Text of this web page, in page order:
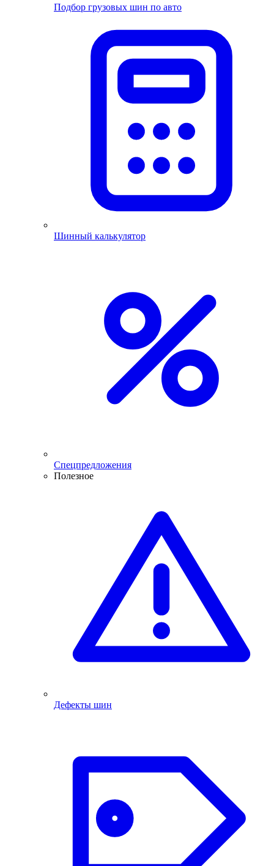
Подбор грузовых шин по авто
Шинный калькулятор
Спецпредложения
Полезное
Дефекты шин